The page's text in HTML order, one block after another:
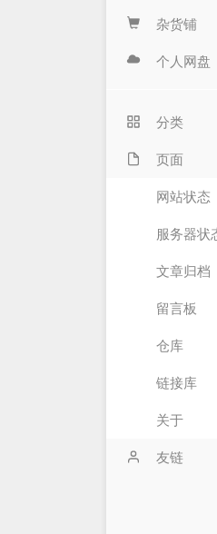
杂货铺
个人网盘
分类
技术杂谈
页面
网站状态
服务器状
文章归档
留言板
仓库
链接库
关于
友链